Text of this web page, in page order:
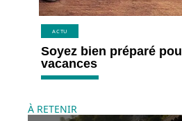
ACTU
Soyez bien préparé
vacances
À RETENIR